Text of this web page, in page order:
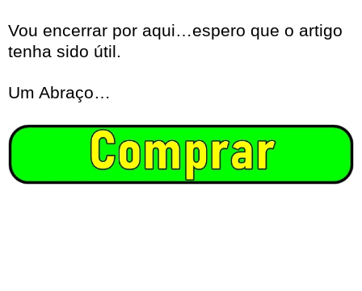
Vou encerrar por aqui…espero que o artigo
tenha sido útil.
Um Abraço…